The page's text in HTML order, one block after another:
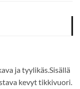
ja tyylikäs.Sisällä
kevyt tikkivuori.